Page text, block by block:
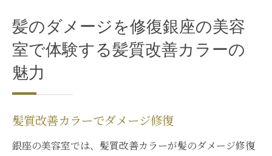
髪のダメージを修復銀座の美容
室で体験する髪質改善カラーの
魅力
髪質改善カラーでダメージ修復
銀座の美容室では、髪質改善カラーが髪のダメージ修復